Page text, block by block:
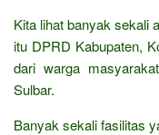
Kita lihat banyak sekali
itu DPRD Kabupaten,
dari warga
Sulbar.
Banyak sekali fasilitas